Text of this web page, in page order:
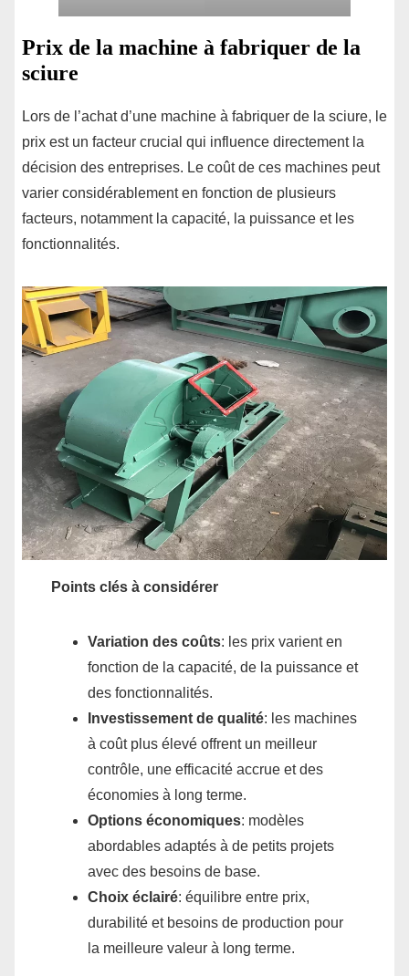
Prix de la machine à fabriquer de la
sciure
Lors de l’achat d’une machine à fabriquer de la sciure, le
prix est un facteur crucial qui influence directement la
décision des entreprises. Le coût de ces machines peut
varier considérablement en fonction de plusieurs
facteurs, notamment la capacité, la puissance et les
fonctionnalités.
Points clés à considérer
Variation des coûts: les prix varient en
fonction de la capacité, de la puissance et
des fonctionnalités.
Investissement de qualité: les machines
à coût plus élevé offrent un meilleur
contrôle, une efficacité accrue et des
économies à long terme.
Options économiques: modèles
abordables adaptés à de petits projets
avec des besoins de base.
Choix éclairé: équilibre entre prix,
durabilité et besoins de production pour
la meilleure valeur à long terme.